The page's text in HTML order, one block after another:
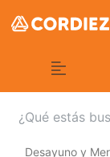
Desayuno y